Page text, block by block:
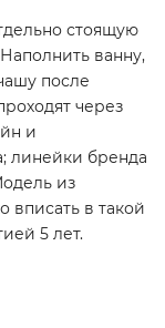
стоящую
ванну,
после
через
и
линейки бренда
из
вписать в такой
5 лет.